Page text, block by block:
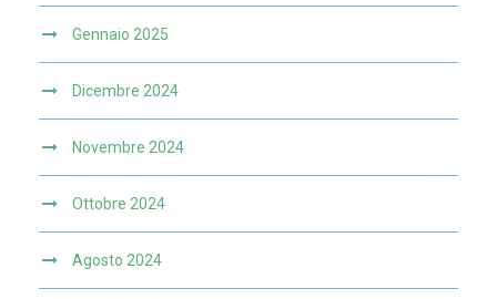
Gennaio 2025
Dicembre 2024
Novembre 2024
Ottobre 2024
Agosto 2024